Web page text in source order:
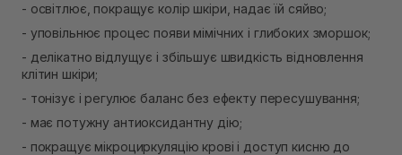
- освітлює, покращує колір шкіри, надає їй сяйво;
- уповільнює процес появи мімічних і глибоких зморшок;
- делікатно відлущує і збільшує швидкість відновлення
клітин шкіри;
- тонізує і регулює баланс без ефекту пересушування;
- має потужну антиоксидантну дію;
- покращує мікроциркуляцію крові і доступ кисню до